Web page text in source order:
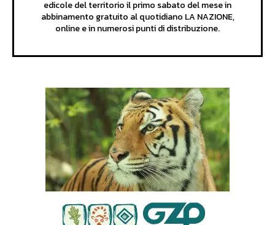
edicole del territorio il primo sabato del mese in
abbinamento gratuito al quotidiano LA NAZIONE,
online e in numerosi punti di distribuzione.